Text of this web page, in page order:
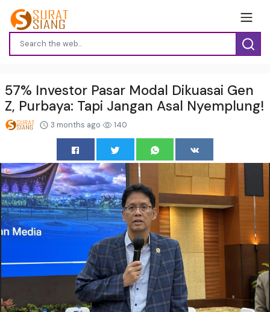
57% Investor Pasar Modal Dikuasai Gen
Z, Purbaya: Tapi Jangan Asal Nyemplung!
3 months ago 140